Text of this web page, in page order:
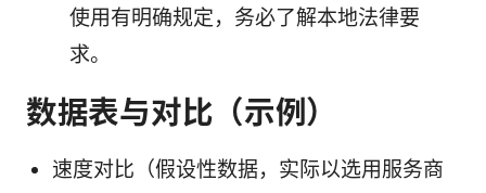
使用有明确规定，务必了解本地法律要
求。
数据表与对比（示例）
速度对比（假设性数据，实际以选用服务商